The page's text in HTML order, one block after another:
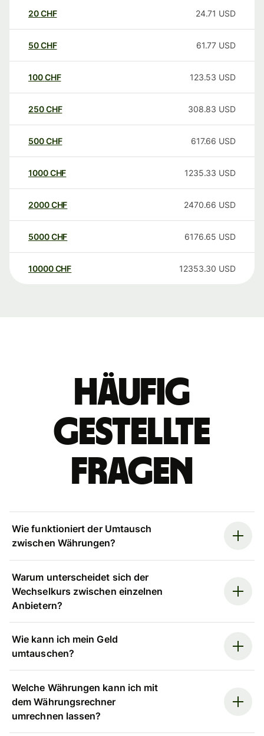
20CHF 24.71 USD
50CHF 61.77 USD
100CHF 123.53 USD
250CHF 308.83 USD
500CHF 617.66 USD
1000CHF 1235.33 USD
2000CHF 2470.66 USD
5000CHF 6176.65 USD
10000 CHF 12353.30 USD
Häufig
gestellte
Fragen
Wie funktioniert der Umtausch
zwischen Währungen?
Warum unterscheidet sich der
Wechselkurs zwischen einzelnen
Anbietern?
Wie kann ich mein Geld
umtauschen?
Welche Währungen kann ich mit
dem Währungsrechner
umrechnen lassen?